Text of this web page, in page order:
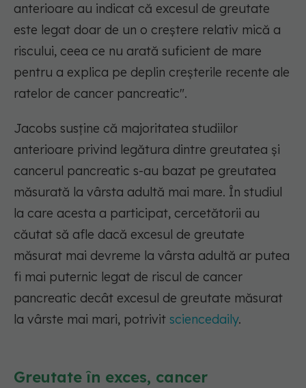
anterioare au indicat că excesul de greutate
este legat doar de un o creștere relativ mică a
riscului, ceea ce nu arată suficient de mare
pentru a explica pe deplin creșterile recente ale
ratelor de cancer pancreatic".
Jacobs susține că majoritatea studiilor
anterioare privind legătura dintre greutatea și
cancerul pancreatic s-au bazat pe greutatea
măsurată la vârsta adultă mai mare. În studiul
la care acesta a participat, cercetătorii au
căutat să afle dacă excesul de greutate
măsurat mai devreme la vârsta adultă ar putea
fi mai puternic legat de riscul de cancer
pancreatic decât excesul de greutate măsurat
la vârste mai mari, potrivit sciencedaily.
Greutate în exces, cancer